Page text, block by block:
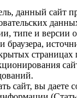
данный сайт
типе и версии
браузера,
страницах
сайт, вы даете